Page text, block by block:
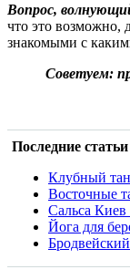
Вопрос,
что это возможно,
знакомыми с
Советуем:
Последние статьи
Клубный
Восточные
Сальса
Йога для